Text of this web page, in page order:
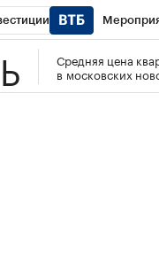
управления РБК
Средняя цена
в московских